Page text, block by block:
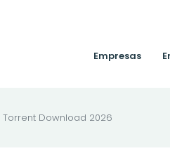
Empresas
Torrent Download 2026